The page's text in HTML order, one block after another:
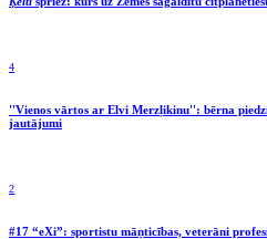
4
''Vienos vārtos ar Elvi Merzļikinu'': bērna
jautājumi
2
#17 “eXi”: sportistu māņticības, veterāni